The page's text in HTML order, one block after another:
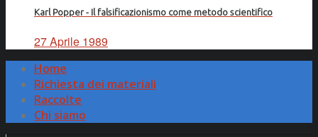
Karl Popper - Il falsificazionismo come metodo scientifico
27 Aprile 1989
Home
Richiesta dei materiali
Raccolte
Chi siamo